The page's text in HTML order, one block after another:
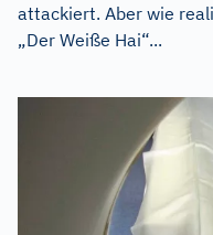
attackiert. Aber wie
„Der Weiße Hai“...